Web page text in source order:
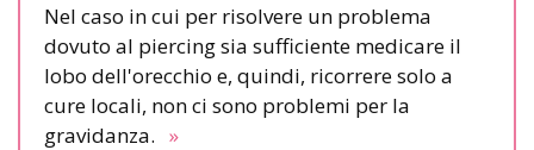
Nel caso in cui per risolvere un problema
dovuto al piercing sia sufficiente medicare il
lobo dell'orecchio e, quindi, ricorrere solo a
cure locali, non ci sono problemi per la
gravidanza. »